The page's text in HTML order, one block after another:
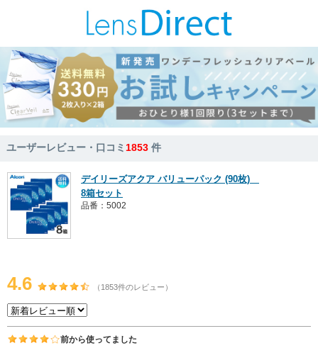
ユーザーレビュー・口コミ1853 件
デイリーズアクア バリューパック (90枚)
8箱セット
品番：5002
4.6 （1853件のレビュー）
前から使ってました